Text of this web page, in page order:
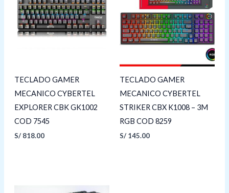
TECLADO GAMER
MECANICO CYBERTEL
EXPLORER CBK GK1002
COD 7545
S/818.00
TECLADO GAMER
MECANICO CYBERTEL
STRIKER CBX K1008 – 3M
RGB COD 8259
S/ 145.00